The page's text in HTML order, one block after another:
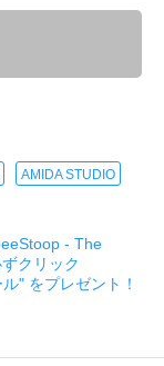
AMIDA STUDIO
- The
クリック
" をプレゼント！